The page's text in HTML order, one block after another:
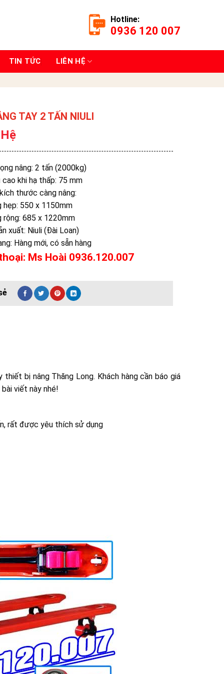
Hotline:
0936 120 007
TIN TỨC LIÊN HỆ
TAY 2 TẤN NIULI
nâng: 2 tấn (2000kg)
cao khi hạ thấp: 75 mm
thước càng nâng:
hẹp: 550 x 1150mm
rộng: 685 x 1220mm
xuất: Niuli (Đài Loan)
Hàng mới, có sẵn hàng
Ms Hoài 0936.120.007
bị nâng Thăng Long. Khách hàng cần báo giá
viết này nhé!
rất được yêu thích sử dụng